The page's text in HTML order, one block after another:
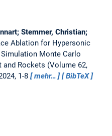
Stemmer, Christian;
Ablation for Hypersonic
Monte Carlo
Rockets (Volume 62,
1-8
mehr…
BibTeX